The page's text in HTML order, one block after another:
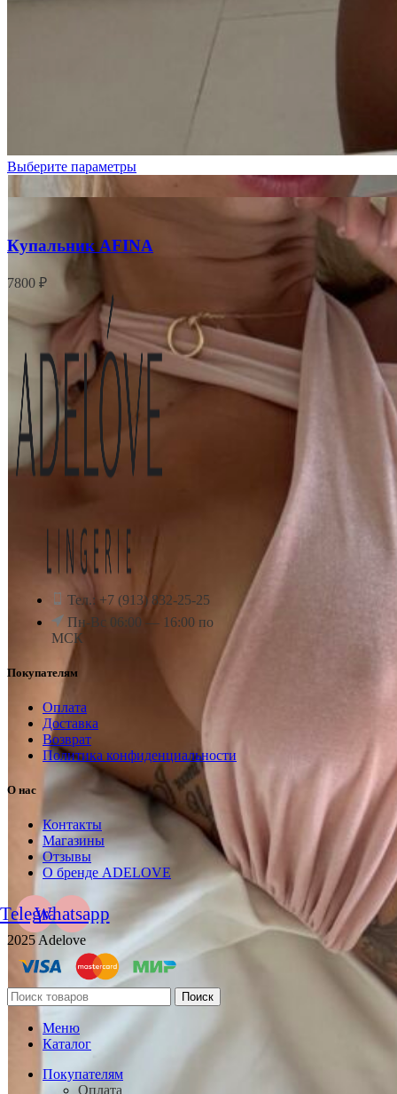
Выберите параметры
Купальник AFINA
7800 ₽
Тел.: +7 (913) 832-25-25
Пн-Вс 06:00 — 16:00 по
МСК
Покупателям
Оплата
Доставка
Возврат
Политика конфиденциальности
О нас
Контакты
Магазины
Отзывы
О бренде ADELOVE
TelegramWhatsapp
2025 Adelove
Поиск
Меню
Каталог
Покупателям
Оплата